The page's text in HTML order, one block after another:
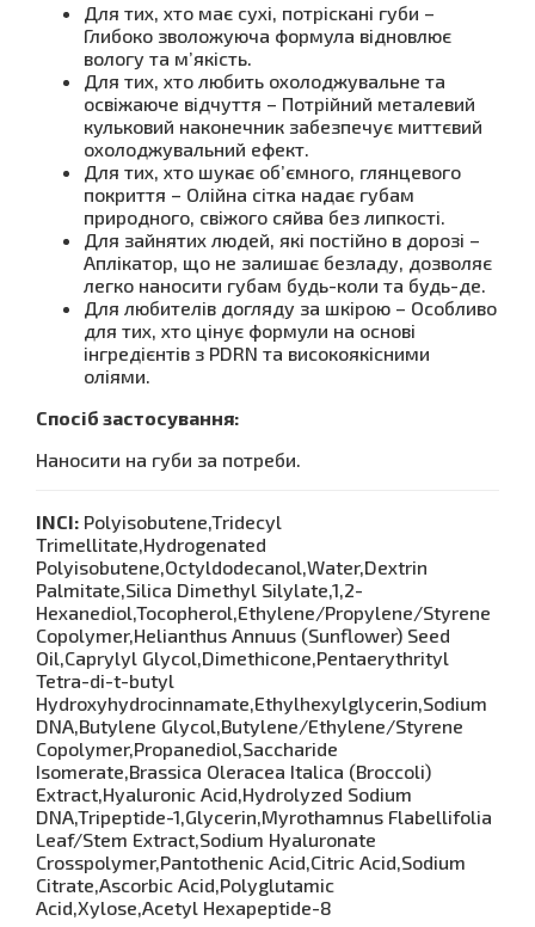
Для тих, хто має сухі, потріскані губи –
Глибоко зволожуюча формула відновлює
вологу та м’якість.
Для тих, хто любить охолоджувальне та
освіжаюче відчуття – Потрійний металевий
кульковий наконечник забезпечує миттєвий
охолоджувальний ефект.
Для тих, хто шукає об’ємного, глянцевого
покриття – Олійна сітка надає губам
природного, свіжого сяйва без липкості.
Для зайнятих людей, які постійно в дорозі –
Аплікатор, що не залишає безладу, дозволяє
легко наносити губам будь-коли та будь-де.
Для любителів догляду за шкірою – Особливо
для тих, хто цінує формули на основі
інгредієнтів з PDRN та високоякісними
оліями.
Спосіб застосування:
Наносити на губи за потреби.
INCI: Polyisobutene,Tridecyl
Trimellitate,Hydrogenated
Polyisobutene,Octyldodecanol,Water,Dextrin
Palmitate,Silica Dimethyl Silylate,1,2-
Hexanediol,Tocopherol,Ethylene/Propylene/Styrene
Copolymer,Helianthus Annuus (Sunflower) Seed
Oil,Caprylyl Glycol,Dimethicone,Pentaerythrityl
Tetra-di-t-butyl
Hydroxyhydrocinnamate,Ethylhexylglycerin,Sodium
DNA,Butylene Glycol,Butylene/Ethylene/Styrene
Copolymer,Propanediol,Saccharide
Isomerate,Brassica Oleracea Italica (Broccoli)
Extract,Hyaluronic Acid,Hydrolyzed Sodium
DNA,Tripeptide-1,Glycerin,Myrothamnus Flabellifolia
Leaf/Stem Extract,Sodium Hyaluronate
Crosspolymer,Pantothenic Acid,Citric Acid,Sodium
Citrate,Ascorbic Acid,Polyglutamic
Acid,Xylose,Acetyl Hexapeptide-8